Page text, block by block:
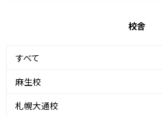
校舎
すべて
麻生校
札幌大通校